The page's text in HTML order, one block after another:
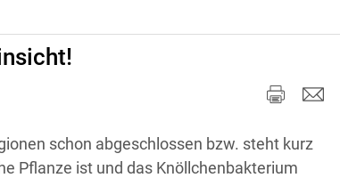
schon abgeschlossen bzw. steht kurz
Pflanze ist und das Knöllchenbakterium